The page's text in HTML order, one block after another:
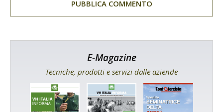
E-Magazine
Tecniche, prodotti e servizi dalle aziende